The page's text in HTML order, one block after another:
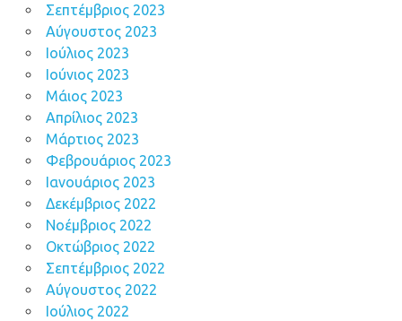
Σεπτέμβριος 2023
Αύγουστος 2023
Ιούλιος 2023
Ιούνιος 2023
Μάιος 2023
Απρίλιος 2023
Μάρτιος 2023
Φεβρουάριος 2023
Ιανουάριος 2023
Δεκέμβριος 2022
Νοέμβριος 2022
Οκτώβριος 2022
Σεπτέμβριος 2022
Αύγουστος 2022
Ιούλιος 2022